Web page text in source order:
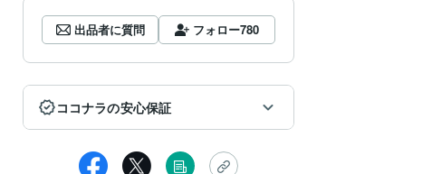
出品者に質問 フォロー780
ココナラの安心保証